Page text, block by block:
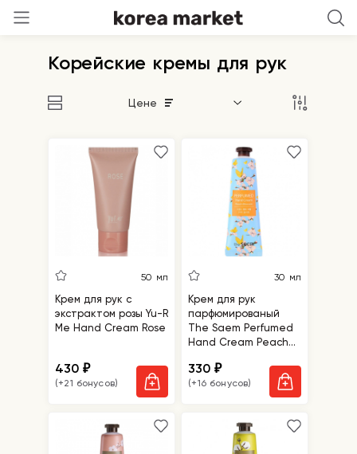
Корейские кремы для рук
Цене
50 мл
Крем для рук с
экстрактом розы Yu-R
Me Hand Cream Rose
430₽
(+21 бонусов)
30 мл
Крем для рук
парфюмированый
The Saem Perfumed
Hand Cream Peach
330₽
(+16 бонусов)